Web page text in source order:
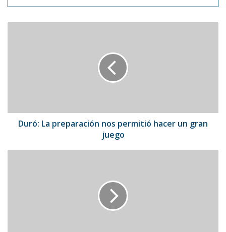
juego
Duró: La preparación nos permitió hacer un gran
juego